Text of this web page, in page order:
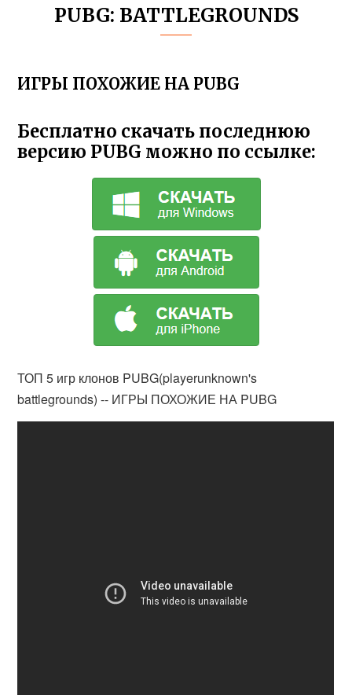
PUBG: BATTLEGROUNDS
ИГРЫ ПОХОЖИЕ НА PUBG
Бесплатно скачать последнюю
версию PUBG можно по ссылке:
ТОП 5 игр клонов PUBG(playerunknown's
battlegrounds) -- ИГРЫ ПОХОЖИЕ НА PUBG